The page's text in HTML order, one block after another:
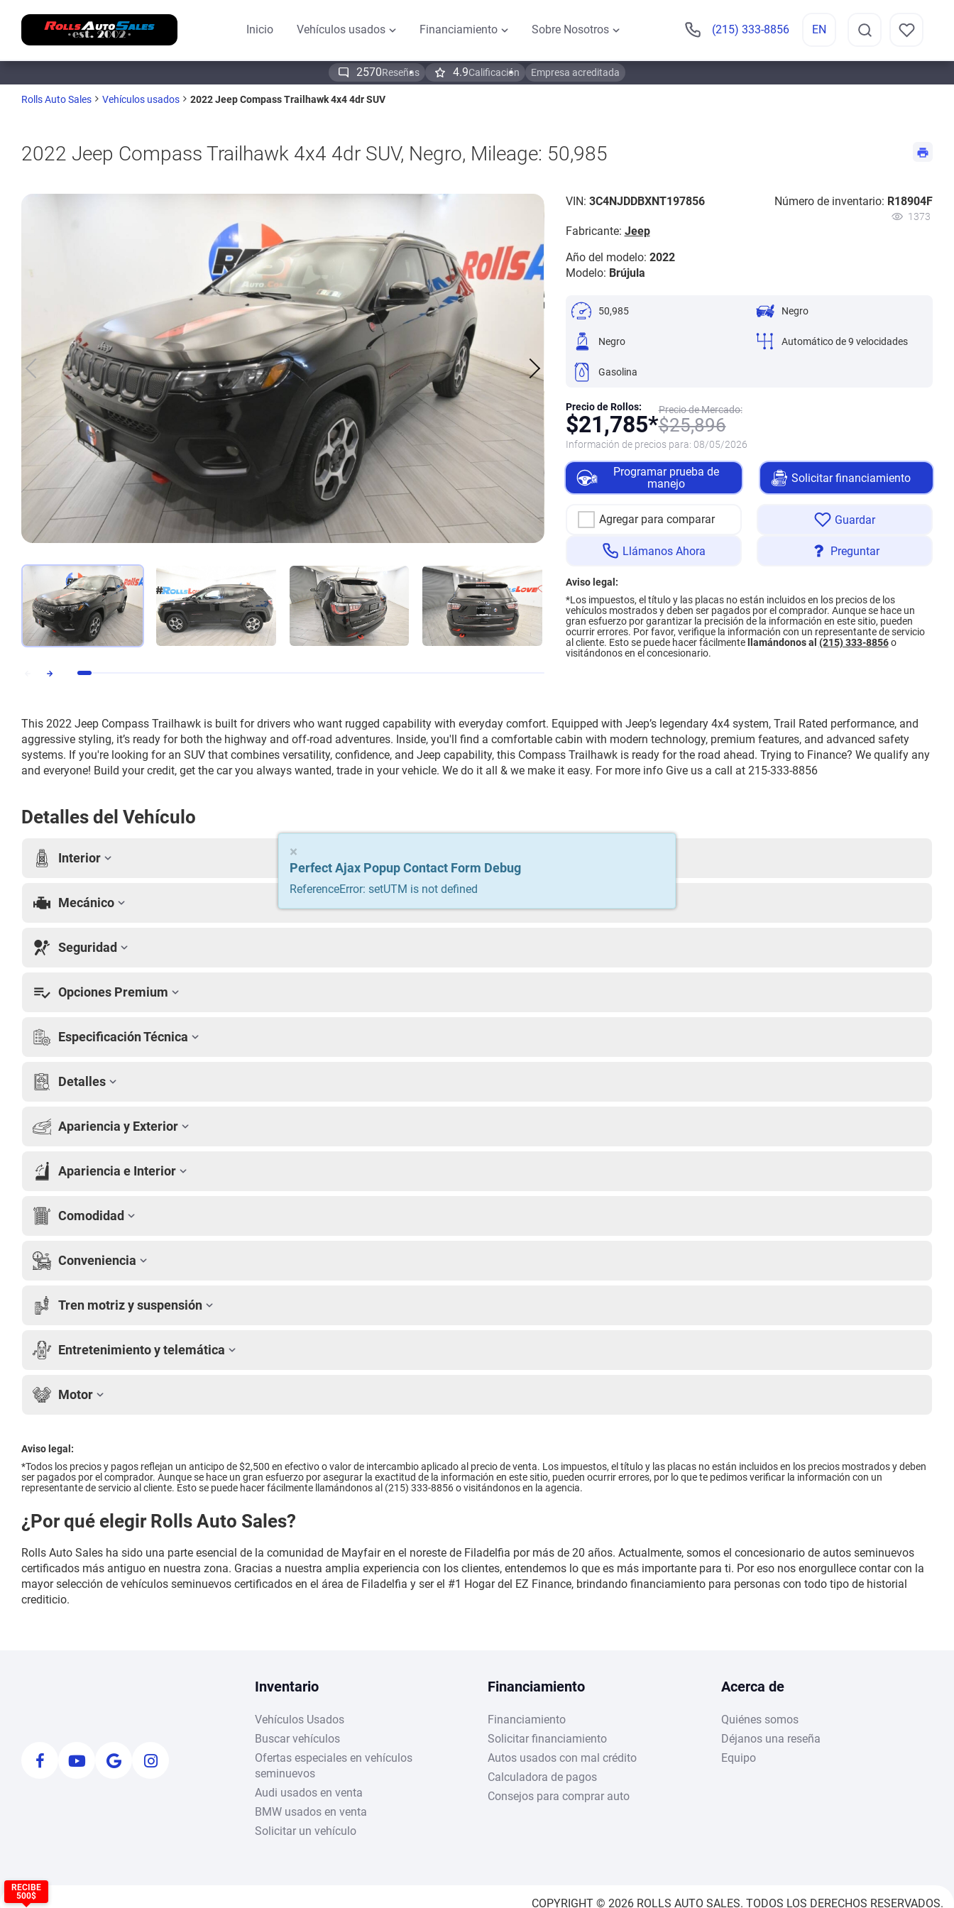
(215) 333-8856
Inicio Vehículos usados Financiamiento Sobre Nosotros EN
2570Reseñas 4.9Calificación Empresa acreditada
Rolls Auto Sales Vehículos usados 2022 Jeep Compass Trailhawk 4x4 4dr SUV
2022 Jeep Compass Trailhawk 4x4 4dr SUV, Negro, Mileage: 50,985
VIN: 3C4NJDDBXNT197856 Número de inventario: R18904F
1373
Fabricante: Jeep
Año del modelo: 2022
Modelo: Brújula
50,985 Negro
Negro Automático de 9 velocidades
Gasolina
Precio de Mercado:
$25,896
Precio de Rollos:
$21,785*
Información de precios para: 08/05/2026
Programar prueba de
manejo
Solicitar financiamiento
Agregar para comparar Guardar
Llámanos Ahora Preguntar
Aviso legal:
*Los impuestos, el título y las placas no están incluidos en los precios de los
vehículos mostrados y deben ser pagados por el comprador. Aunque se hace un
gran esfuerzo por garantizar la precisión de la información en este sitio, pueden
ocurrir errores. Por favor, verifique la información con un representante de servicio
al cliente. Esto se puede hacer fácilmente
llamándonos al (215) 333-8856o
visitándonos en el concesionario.
This 2022 Jeep Compass Trailhawk is built for drivers who want rugged capability with everyday comfort. Equipped with Jeep’s legendary 4x4 system, Trail Rated performance, and
aggressive styling, it’s ready for both the highway and off-road adventures. Inside, you'll find a comfortable cabin with modern technology, premium features, and advanced safety
systems. If you're looking for an SUV that combines versatility, confidence, and Jeep capability, this Compass Trailhawk is ready for the road ahead. Trying to Finance? We qualify any
and everyone! Build your credit, get the car you always wanted, trade in your vehicle. We do it all & we make it easy. For more info Give us a call at 215-333-8856
Detalles del Vehículo
Interior
Mecánico
Seguridad
Opciones Premium
Especificación Técnica
Detalles
Apariencia y Exterior
Apariencia e Interior
Comodidad
Conveniencia
Tren motriz y suspensión
Entretenimiento y telemática
Motor
Aviso legal:
*Todos los precios y pagos reflejan un anticipo de $2,500 en efectivo o valor de intercambio aplicado al precio de venta. Los impuestos, el título y las placas no están incluidos en los precios mostrados y deben
ser pagados por el comprador. Aunque se hace un gran esfuerzo por asegurar la exactitud de la información en este sitio, pueden ocurrir errores, por lo que te pedimos verificar la información con un
representante de servicio al cliente. Esto se puede hacer fácilmente llamándonos al (215) 333-8856 o visitándonos en la agencia.
¿Por qué elegir Rolls Auto Sales?
Rolls Auto Sales ha sido una parte esencial de la comunidad de Mayfair en el noreste de Filadelfia por más de 20 años. Actualmente, somos el concesionario de autos seminuevos
certificados más antiguo en nuestra zona. Gracias a nuestra amplia experiencia con los clientes, entendemos lo que es más importante para ti. Por eso nos enorgullece contar con la
mayor selección de vehículos seminuevos certificados en el área de Filadelfia y ser el #1 Hogar del EZ Finance, brindando financiamiento para personas con todo tipo de historial
crediticio.
RECIBE
500$
Inventario
Vehículos Usados
Buscar vehículos
Ofertas especiales en vehículos
seminuevos
Audi usados en venta
BMW usados en venta
Solicitar un vehículo
Financiamiento
Financiamiento
Solicitar financiamiento
Autos usados con mal crédito
Calculadora de pagos
Consejos para comprar auto
Acerca de
Quiénes somos
Déjanos una reseña
Equipo
COPYRIGHT © 2026 ROLLS AUTO SALES. TODOS LOS DERECHOS RESERVADOS.
×
Perfect Ajax Popup Contact Form Debug
ReferenceError: setUTM is not defined
×
Perfect Ajax Popup Contact Form Debug
ReferenceError: setUTM is not defined